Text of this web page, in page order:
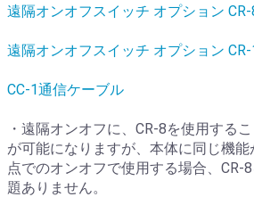
遠隔オンオフスイッチ オプション
遠隔オンオフスイッチ オプション CR-
CC-1通信ケーブル
・遠隔オンオフに、CR-8を使用する
が可能になりますが、本体に同じ機
点でのオンオフで使用する場合、CR-
題ありません。